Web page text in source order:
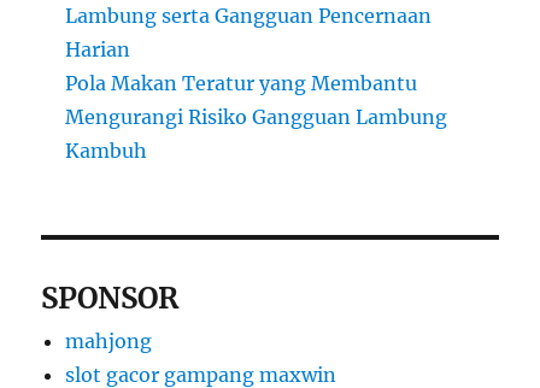
Lambung serta Gangguan Pencernaan
Harian
Pola Makan Teratur yang Membantu
Mengurangi Risiko Gangguan Lambung
Kambuh
SPONSOR
mahjong
slot gacor gampang maxwin